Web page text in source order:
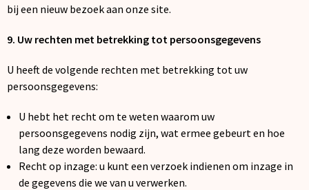
bij een nieuw bezoek aan onze site.
9. Uw rechten met betrekking tot persoonsgegevens
U heeft de volgende rechten met betrekking tot uw
persoonsgegevens:
U hebt het recht om te weten waarom uw
persoonsgegevens nodig zijn, wat ermee gebeurt en hoe
lang deze worden bewaard.
Recht op inzage: u kunt een verzoek indienen om inzage in
de gegevens die we van u verwerken.